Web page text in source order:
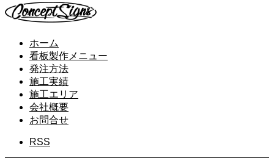
ホーム
看板製作メニュー
発注方法
施工実績
施工エリア
会社概要
お問合せ
RSS